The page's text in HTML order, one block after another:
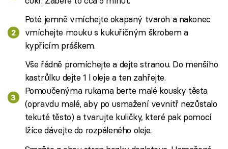
Poté jemně vmíchejte okapaný tvaroh a nakonec
vmíchejte mouku s kukuřičným škrobem a
kypřicím práškem.
Vše řádně promíchejte a dejte stranou. Do menšího
kastrůlku dejte 1 l oleje a ten zahřejte.
Pomoučenýma rukama berte malé kousky těsta
(opravdu malé, aby po usmažení vevnitř nezůstalo
tekuté těsto) a tvarujte kuličky, které pak pomocí
lžíce dávejte do rozpáleného oleje.